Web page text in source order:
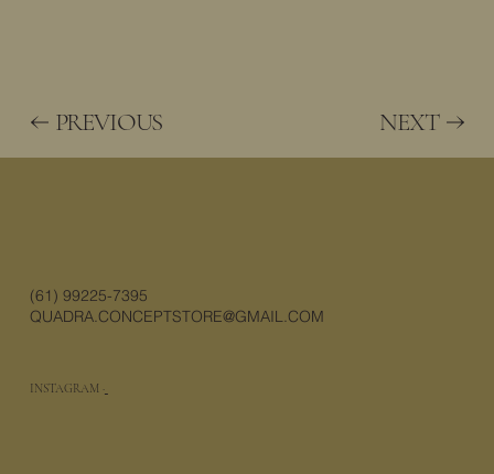
PREVIOUS NEXT
(61) 99225-7395
QUADRA.CONCEPTSTORE@GMAIL.COM
INSTAGRAM ·